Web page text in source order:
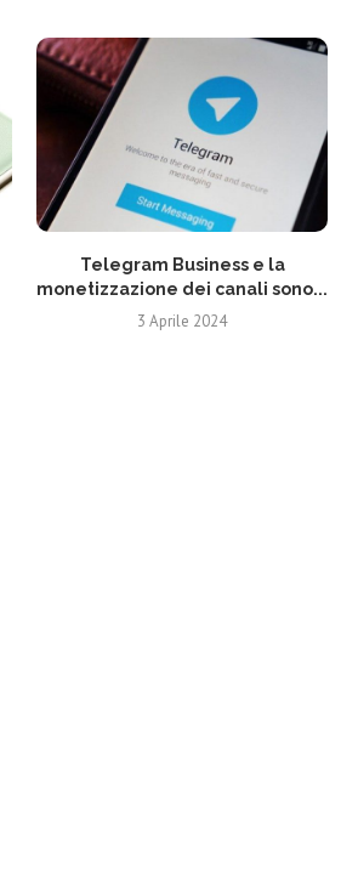
Telegram Business e la
monetizzazione dei canali sono...
3 Aprile 2024